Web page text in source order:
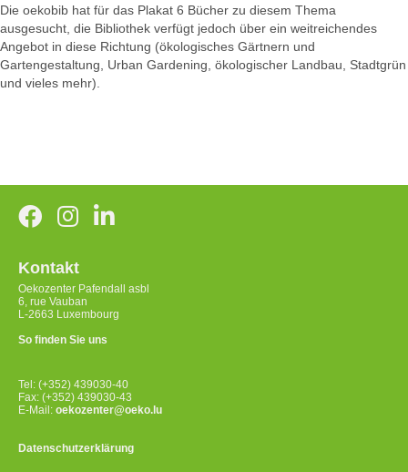
Die oekobib hat für das Plakat 6 Bücher zu diesem Thema
ausgesucht, die Bibliothek verfügt jedoch über ein weitreichendes
Angebot in diese Richtung (ökologisches Gärtnern und
Gartengestaltung, Urban Gardening, ökologischer Landbau, Stadtgrün
und vieles mehr).
Kontakt
Oekozenter Pafendall asbl
6, rue Vauban
L-2663 Luxembourg
So finden Sie uns
Tel: (+352) 439030-40
Fax: (+352) 439030-43
E-Mail: oekozenter@oeko.lu
Datenschutzerklärung